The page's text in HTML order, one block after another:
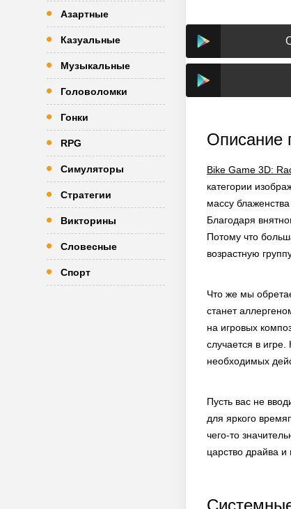
Азартные
Казуальные
Музыкальные
Головоломки
Гонки
RPG
Симуляторы
Стратегии
Викторины
Словесные
Спорт
Описание
Bike Game 3D:
категории
массу
Благодаря
Потому что
возрастную
Что же мы
станет
на игровых
случается в
необходимых
Пусть вас не
для яркого
чего-то
царство драйва и